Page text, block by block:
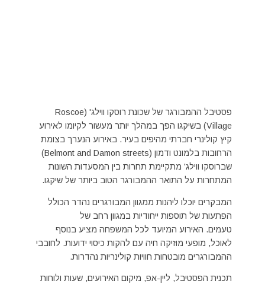
פסטיבל ההמבורגר של שכונת רוסקו ווילג' (Roscoe
Village) בשיקגו הפך במהלך יותר מעשור לקיומו לאירוע
קיץ קולינרי חברתי מהיפים בעיר. באירוע הנערך בצומת
הרחובות בלמונט ודמון (Belmont and Damon streets)
שברוסקו ווילג' מתקיימת תחרות בין המסעדות השונות
המתחרות על התואר ההמבורגר הטוב ביותר של שיקגו.
המבקרים יוכלו ליהנות ממגוון המבורגרים נהדר הכולל
הפתעות של תוספות ייחודיות במגוון רחב של
טעמים. האירוע המיועד לכל המשפחה מציע בנוסף
לאוכל, מופעי מוזיקה חיה עם להקות כיסוי ידועות. לחובבי
ההמבורגרים מובטחות חוויות קולינריות נהדרות.
תכנית הפסטיבל, ליין-אפ, מיקום האירועים, שעות ולוחות